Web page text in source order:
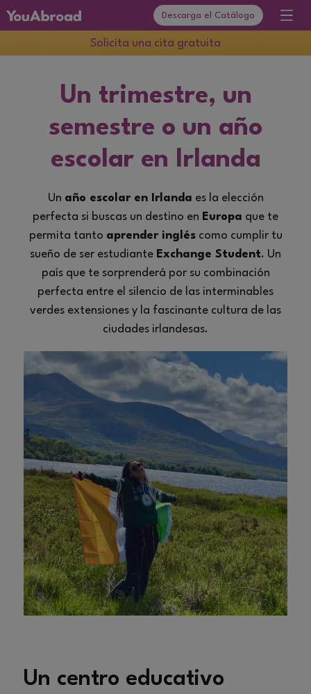
Descarga el Catálogo
Solicita una cita gratuita
Un trimestre, un
semestre o un año
escolar en Irlanda
Un año escolar en Irlanda es la elección
perfecta si buscas un destino en Europa que te
permita tanto aprender ingléscomo cumplir tu
sueño de ser estudiante Exchange Student. Un
país que te sorprenderá por su combinación
perfecta entre el silencio de las interminables
verdes extensiones y la fascinante cultura de las
ciudades irlandesas.
Un centro educativo